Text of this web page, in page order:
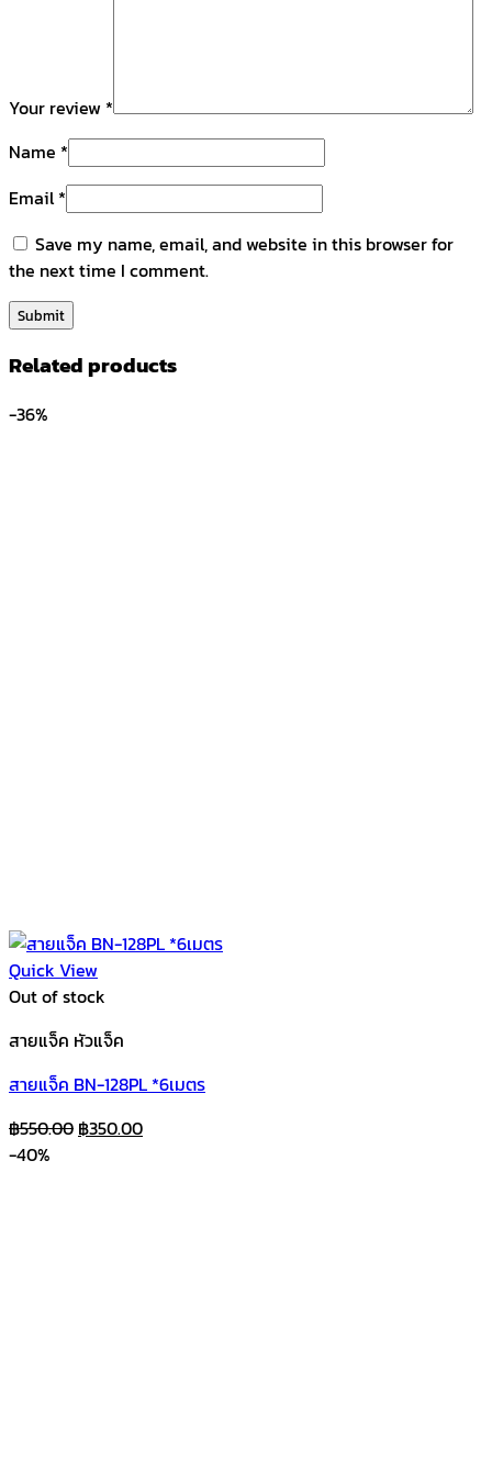
Your review *
Name *
Email*
Save my name, email, and website in this browser for
the next time I comment.
Related products
-36%
Quick View
Out of stock
สายแจ็ค หัวแจ็ค
สายแจ็ค BN-128PL *6เมตร
฿550.00 Original
฿350.00Current
-40%